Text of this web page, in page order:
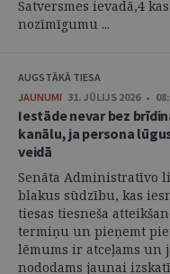
Satversmes ievadā,4
nozīmīgumu ...
AUGSTĀKĀ TIESA
JAUNUMI 31. JŪLIJS 2026 •
Iestāde nevar bez
kanālu, ja persona
veidā
Senāta Administratīvo
blakus sūdzību, kas
tiesas tiesneša
termiņu un pieņemt
lēmums ir atceļams un
nododams jaunai